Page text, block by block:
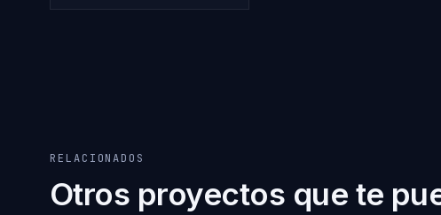
RELACIONADOS
Otros proyectos que te